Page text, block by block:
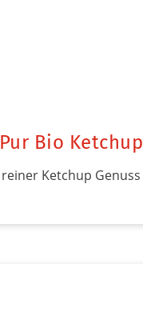
Pur Bio Ketchup
reiner Ketchup Genuss